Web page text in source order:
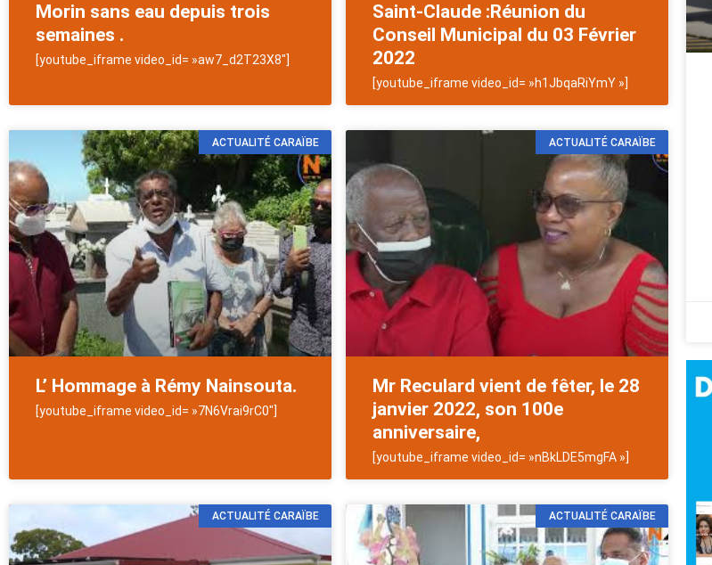
Morin sans eau depuis trois
semaines .
[youtube_iframe video_id= »aw7_d2T23X8″]
Saint-Claude :Réunion du
Conseil Municipal du 03 Février
2022
[youtube_iframe video_id= »h1JbqaRiYmY »]
ACTUALITÉ CARAÏBE
L’ Hommage à Rémy Nainsouta.
[youtube_iframe video_id= »7N6Vrai9rC0″]
ACTUALITÉ CARAÏBE
Mr Reculard vient de fêter, le 28
janvier 2022, son 100e
anniversaire,
[youtube_iframe video_id= »nBkLDE5mgFA »]
ACTUALITÉ CARAÏBE ACTUALITÉ CARAÏBE